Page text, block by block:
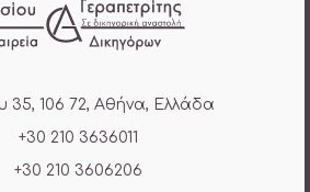
35, 106 72, Αθήνα, Ελλάδα
+30 210 3636011
+30 210 3606206